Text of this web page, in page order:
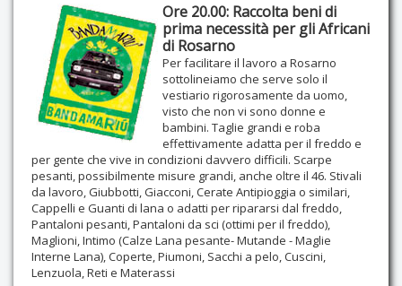
No Ponte!
Ricostruiamo il Cartella!
Mediateca
Autoproduzioni
Contatti
Ore 20.00: Raccolta beni di
prima necessità per gli Africani
di Rosarno
Per facilitare il lavoro a Rosarno
sottolineiamo che serve solo il
vestiario rigorosamente da uomo,
visto che non vi sono donne e
bambini. Taglie grandi e roba
effettivamente adatta per il freddo e
per gente che vive in condizioni davvero difficili. Scarpe
pesanti, possibilmente misure grandi, anche oltre il 46. Stivali
da lavoro, Giubbotti, Giacconi, Cerate Antipioggia o similari,
Cappelli e Guanti di lana o adatti per ripararsi dal freddo,
Pantaloni pesanti, Pantaloni da sci (ottimi per il freddo),
Maglioni, Intimo (Calze Lana pesante- Mutande - Maglie
Interne Lana), Coperte, Piumoni, Sacchi a pelo, Cuscini,
Lenzuola, Reti e Materassi